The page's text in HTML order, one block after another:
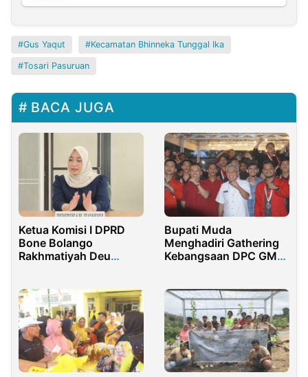
Gus Yaqut Kecamatan Bhinneka Tunggal Ika
Tosari Pasuruan
BACA JUGA
Ketua Komisi I DPRD
Bone Bolango
Rakhmatiyah Deu
Bupati Muda
Menghadiri Gathering
Kebangsaan DPC GMNI